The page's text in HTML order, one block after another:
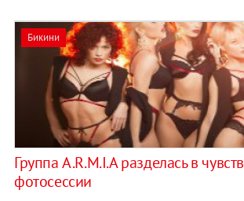
Бикини
Группа A.R.M.I.A разделась в
фотосессии